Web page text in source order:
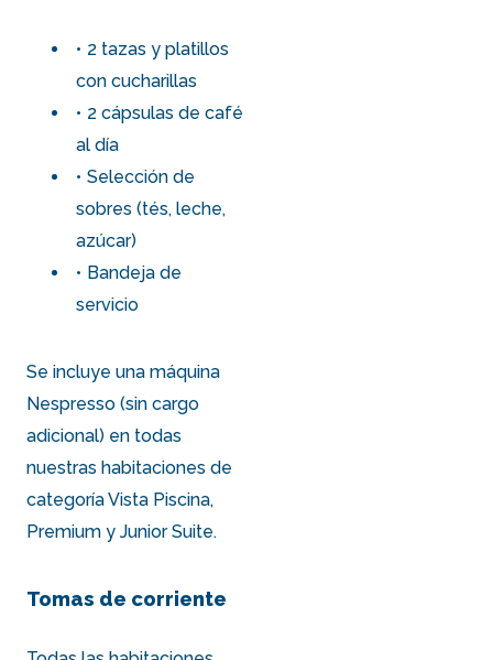
2 tazas y platillos
con cucharillas
2 cápsulas de café
al día
Selección de
sobres (tés, leche,
azúcar)
Bandeja de
servicio
Se incluye una máquina
Nespresso (sin cargo
adicional) en todas
nuestrashabitaciones de
categoría Vista Piscina,
Premium y Junior Suite.
Tomas de corriente